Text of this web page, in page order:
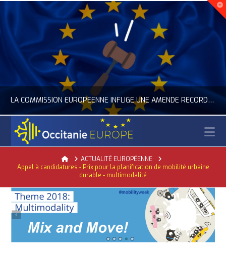
LA COMMISSION EUROPÉENNE INFLIGE UNE AMENDE RECORD À GOOGLE
ACTUALITÉ DE L'UNION EUROPÉENNE, ACTUALITÉ DE LA REPRÉSENTATION D’OCCITANIE EUROPE, NUMÉRIQUE- DIGITAL
JUILLET 24, 2026
HomeACTUALITÉ EUROPÉENNE
Appel à candidatures - Prix pour la planification de mobilité urbaine
durable - multimodalité